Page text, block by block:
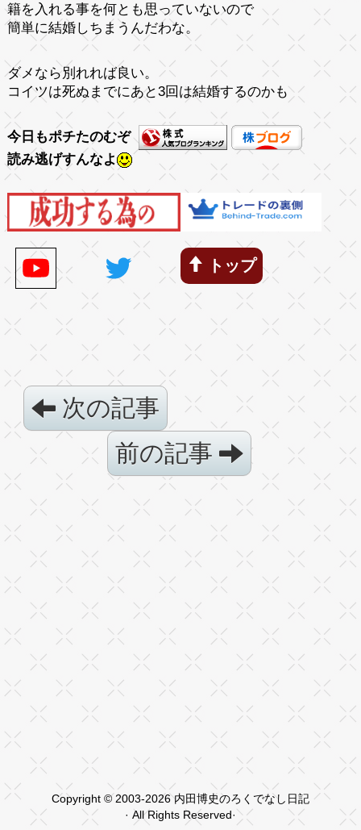
籍を入れる事を何とも思っていないので
簡単に結婚しちまうんだわな。
ダメなら別れれば良い。
コイツは死ぬまでにあと3回は結婚するのかも
今日もポチたのむぞ
読み逃げすんなよ
トップ
次の記事
前の記事
Copyright © 2003-2026 内田博史のろくでなし日記
· All Rights Reserved·